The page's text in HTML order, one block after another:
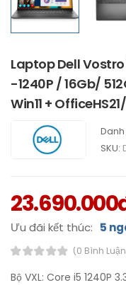
Laptop Dell
-1240P / 16Gb/
Win11 +
SKU:
Ưu đãi kết thúc: 5
(0 Bình
Bộ VXL: Core i5 1240P